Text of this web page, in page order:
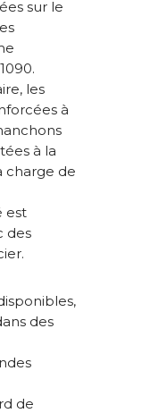
sur le
les
à
à la
charge de
est
des
des
de